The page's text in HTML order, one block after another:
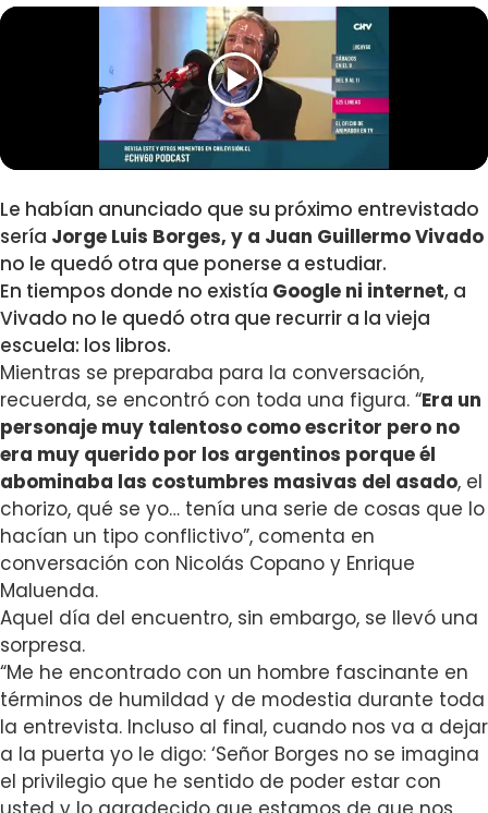
Le habían anunciado que su próximo entrevistado
sería Jorge Luis Borges, y a Juan Guillermo Vivado
no le quedó otra que ponerse a estudiar.
En tiempos donde no existía Google ni internet, a
Vivado no le quedó otra que recurrir a la vieja
escuela: los libros.
Mientras se preparaba para la conversación,
recuerda, se encontró con toda una figura. “Era un
personaje muy talentoso como escritor pero no
era muy querido por los argentinos porque él
abominaba las costumbres masivas del asado, el
chorizo, qué se yo… tenía una serie de cosas que lo
hacían un tipo conflictivo”, comenta en
conversación con Nicolás Copano y Enrique
Maluenda.
Aquel día del encuentro, sin embargo, se llevó una
sorpresa.
“Me he encontrado con un hombre fascinante en
términos de humildad y de modestia durante toda
la entrevista. Incluso al final, cuando nos va a dejar
a la puerta yo le digo: ‘Señor Borges no se imagina
el privilegio que he sentido de poder estar con